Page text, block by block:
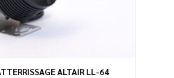
ALTAIR LL-64